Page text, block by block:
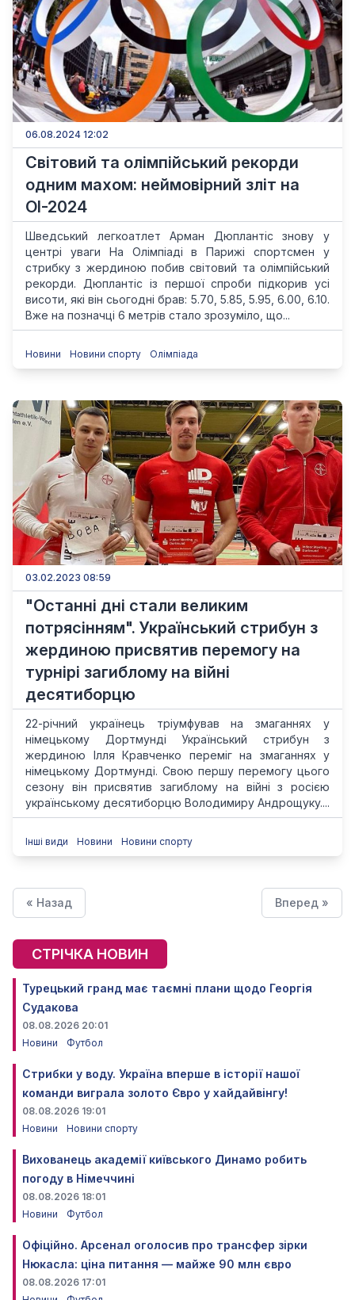
06.08.2024 12:02
Світовий та олімпійський рекорди
одним махом: неймовірний зліт на
ОІ-2024
Шведський легкоатлет Арман Дюплантіс знову у
центрі уваги На Олімпіаді в Парижі спортсмен у
стрибку з жердиною побив світовий та олімпійський
рекорди. Дюплантіс із першої спроби підкорив усі
висоти, які він сьогодні брав: 5.70, 5.85, 5.95, 6.00, 6.10.
Вже на позначці 6 метрів стало зрозуміло, що...
Новини Новини спорту Олімпіада
03.02.2023 08:59
"Останні дні стали великим
потрясінням". Український стрибун з
жердиною присвятив перемогу на
турнірі загиблому на війні
десятиборцю
22-річний українець тріумфував на змаганнях у
німецькому Дортмунді Український стрибун з
жердиною Ілля Кравченко переміг на змаганнях у
німецькому Дортмунді. Свою першу перемогу цього
сезону він присвятив загиблому на війні з росією
українському десятиборцю Володимиру Андрощуку....
Інші види Новини Новини спорту
« Назад Вперед »
СТРІЧКА НОВИН
Турецький гранд має таємні плани щодо Георгія
Судакова
08.08.2026 20:01
Новини
Футбол
Стрибки у воду. Україна вперше в історії нашої
команди виграла золото Євро у хайдайвінгу!
08.08.2026 19:01
Новини
Новини спорту
Вихованець академії київського Динамо робить
погоду в Німеччині
08.08.2026 18:01
Новини
Футбол
Офіційно. Арсенал оголосив про трансфер зірки
Нюкасла: ціна питання — майже 90 млн євро
08.08.2026 17:01